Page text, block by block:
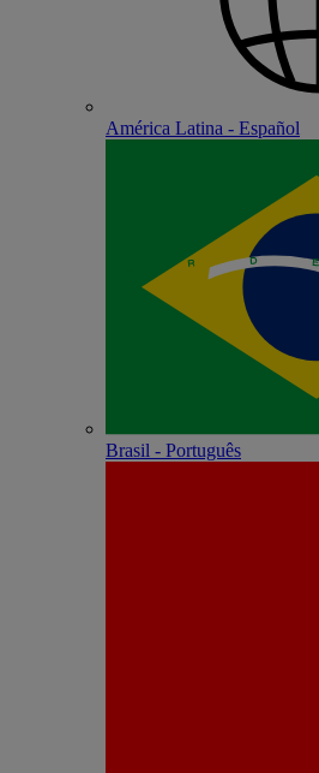
América Latina - Español
Brasil - Português